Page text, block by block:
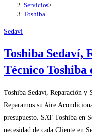
Servicios>
Toshiba
Sedaví
Toshiba Sedaví,
Técnico Toshiba
Toshiba Sedaví, Reparación y
Reparamos su Aire
presupuesto. SAT Toshiba en
necesidad de cada Cliente en